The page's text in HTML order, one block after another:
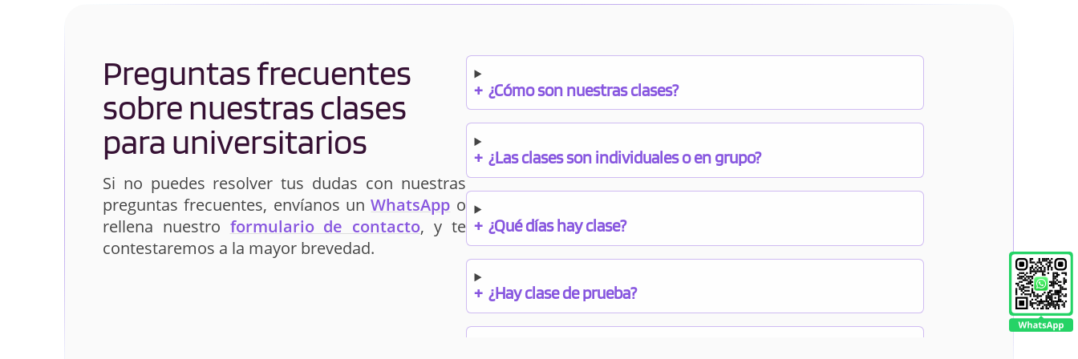
Preguntas frecuentes
sobre nuestras clases
para universitarios
Si no puedes resolver tus dudas con nuestras
preguntas frecuentes, envíanos unWhatsApp o
rellena nuestro formulario de contacto, y te
contestaremos a la mayor brevedad.
+ ¿Cómo son nuestras clases?
+ ¿Las clases son individuales o en grupo?
+ ¿Qué días hay clase?
+ ¿Hay clase de prueba?